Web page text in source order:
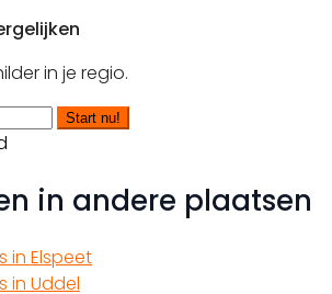
in je regio.
Start nu!
in andere plaatsen
in Elspeet
in Uddel